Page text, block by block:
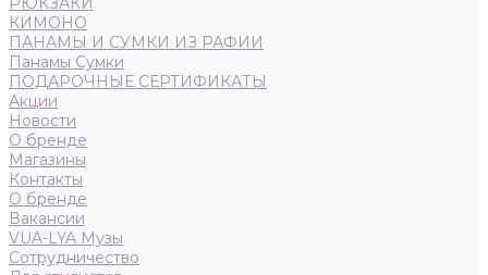
КИМОНО
ПАНАМЫ И СУМКИ ИЗ РАФИИ
Панамы Сумки
ПОДАРОЧНЫЕ СЕРТИФИКАТЫ
Акции
Новости
О бренде
Магазины
Контакты
О бренде
Вакансии
VUA-LYA Музы
Сотрудничество